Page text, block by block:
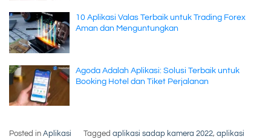
10 Aplikasi Valas Terbaik untuk Trading Forex
Aman dan Menguntungkan
Agoda Adalah Aplikasi: Solusi Terbaik untuk
Booking Hotel dan Tiket Perjalanan
Posted in Aplikasi Tagged aplikasi sadap kamera 2022, aplikasi